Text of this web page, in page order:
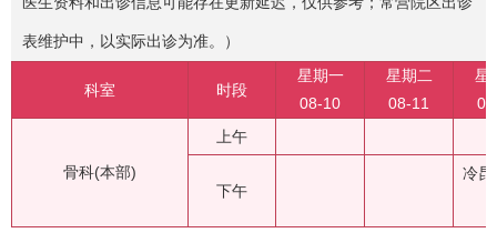
表维护中，以实际出诊为准。）
科室 时段
星期一
08-10
星期二
08-11
星
骨科(本部)
上午
下午
冷